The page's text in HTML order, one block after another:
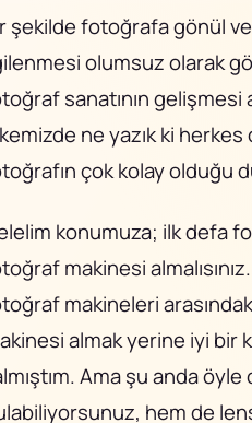
şekilde fotoğrafa gönül
olumsuz olarak
sanatının gelişmesi
ne yazık ki
çok kolay olduğu
konumuza; ilk defa
makinesi
makineleri
almak yerine iyi bir
Ama şu anda öyle
hem de